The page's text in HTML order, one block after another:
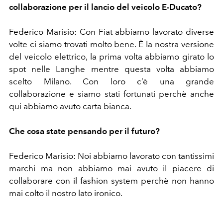
collaborazione per il lancio del veicolo E-Ducato?
Federico Marisio: Con Fiat abbiamo lavorato diverse
volte ci siamo trovati molto bene. È la nostra versione
del veicolo elettrico, la prima volta abbiamo girato lo
spot nelle Langhe mentre questa volta abbiamo
scelto Milano. Con loro c’è una grande
collaborazione e siamo stati fortunati perchè anche
qui abbiamo avuto carta bianca.
Che cosa state pensando per il futuro?
Federico Marisio: Noi abbiamo lavorato con tantissimi
marchi ma non abbiamo mai avuto il piacere di
collaborare con il fashion system perchè non hanno
mai colto il nostro lato ironico.